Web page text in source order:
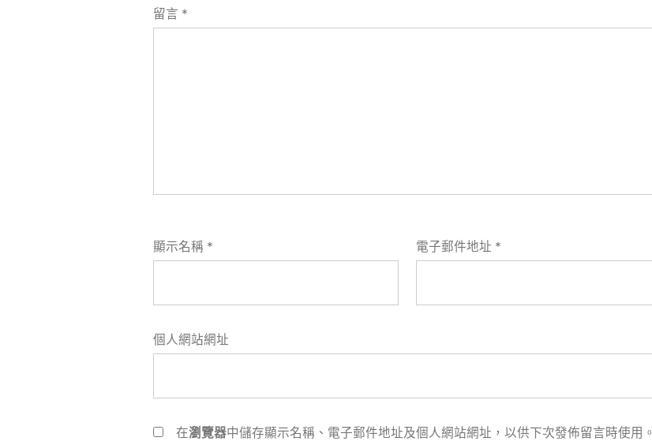
留言 *
顯示名稱 * 電子郵件地址 *
個人網站網址
在瀏覽器中儲存顯示名稱、電子郵件地址及個人網站網址，以供下次發佈留言時使用。